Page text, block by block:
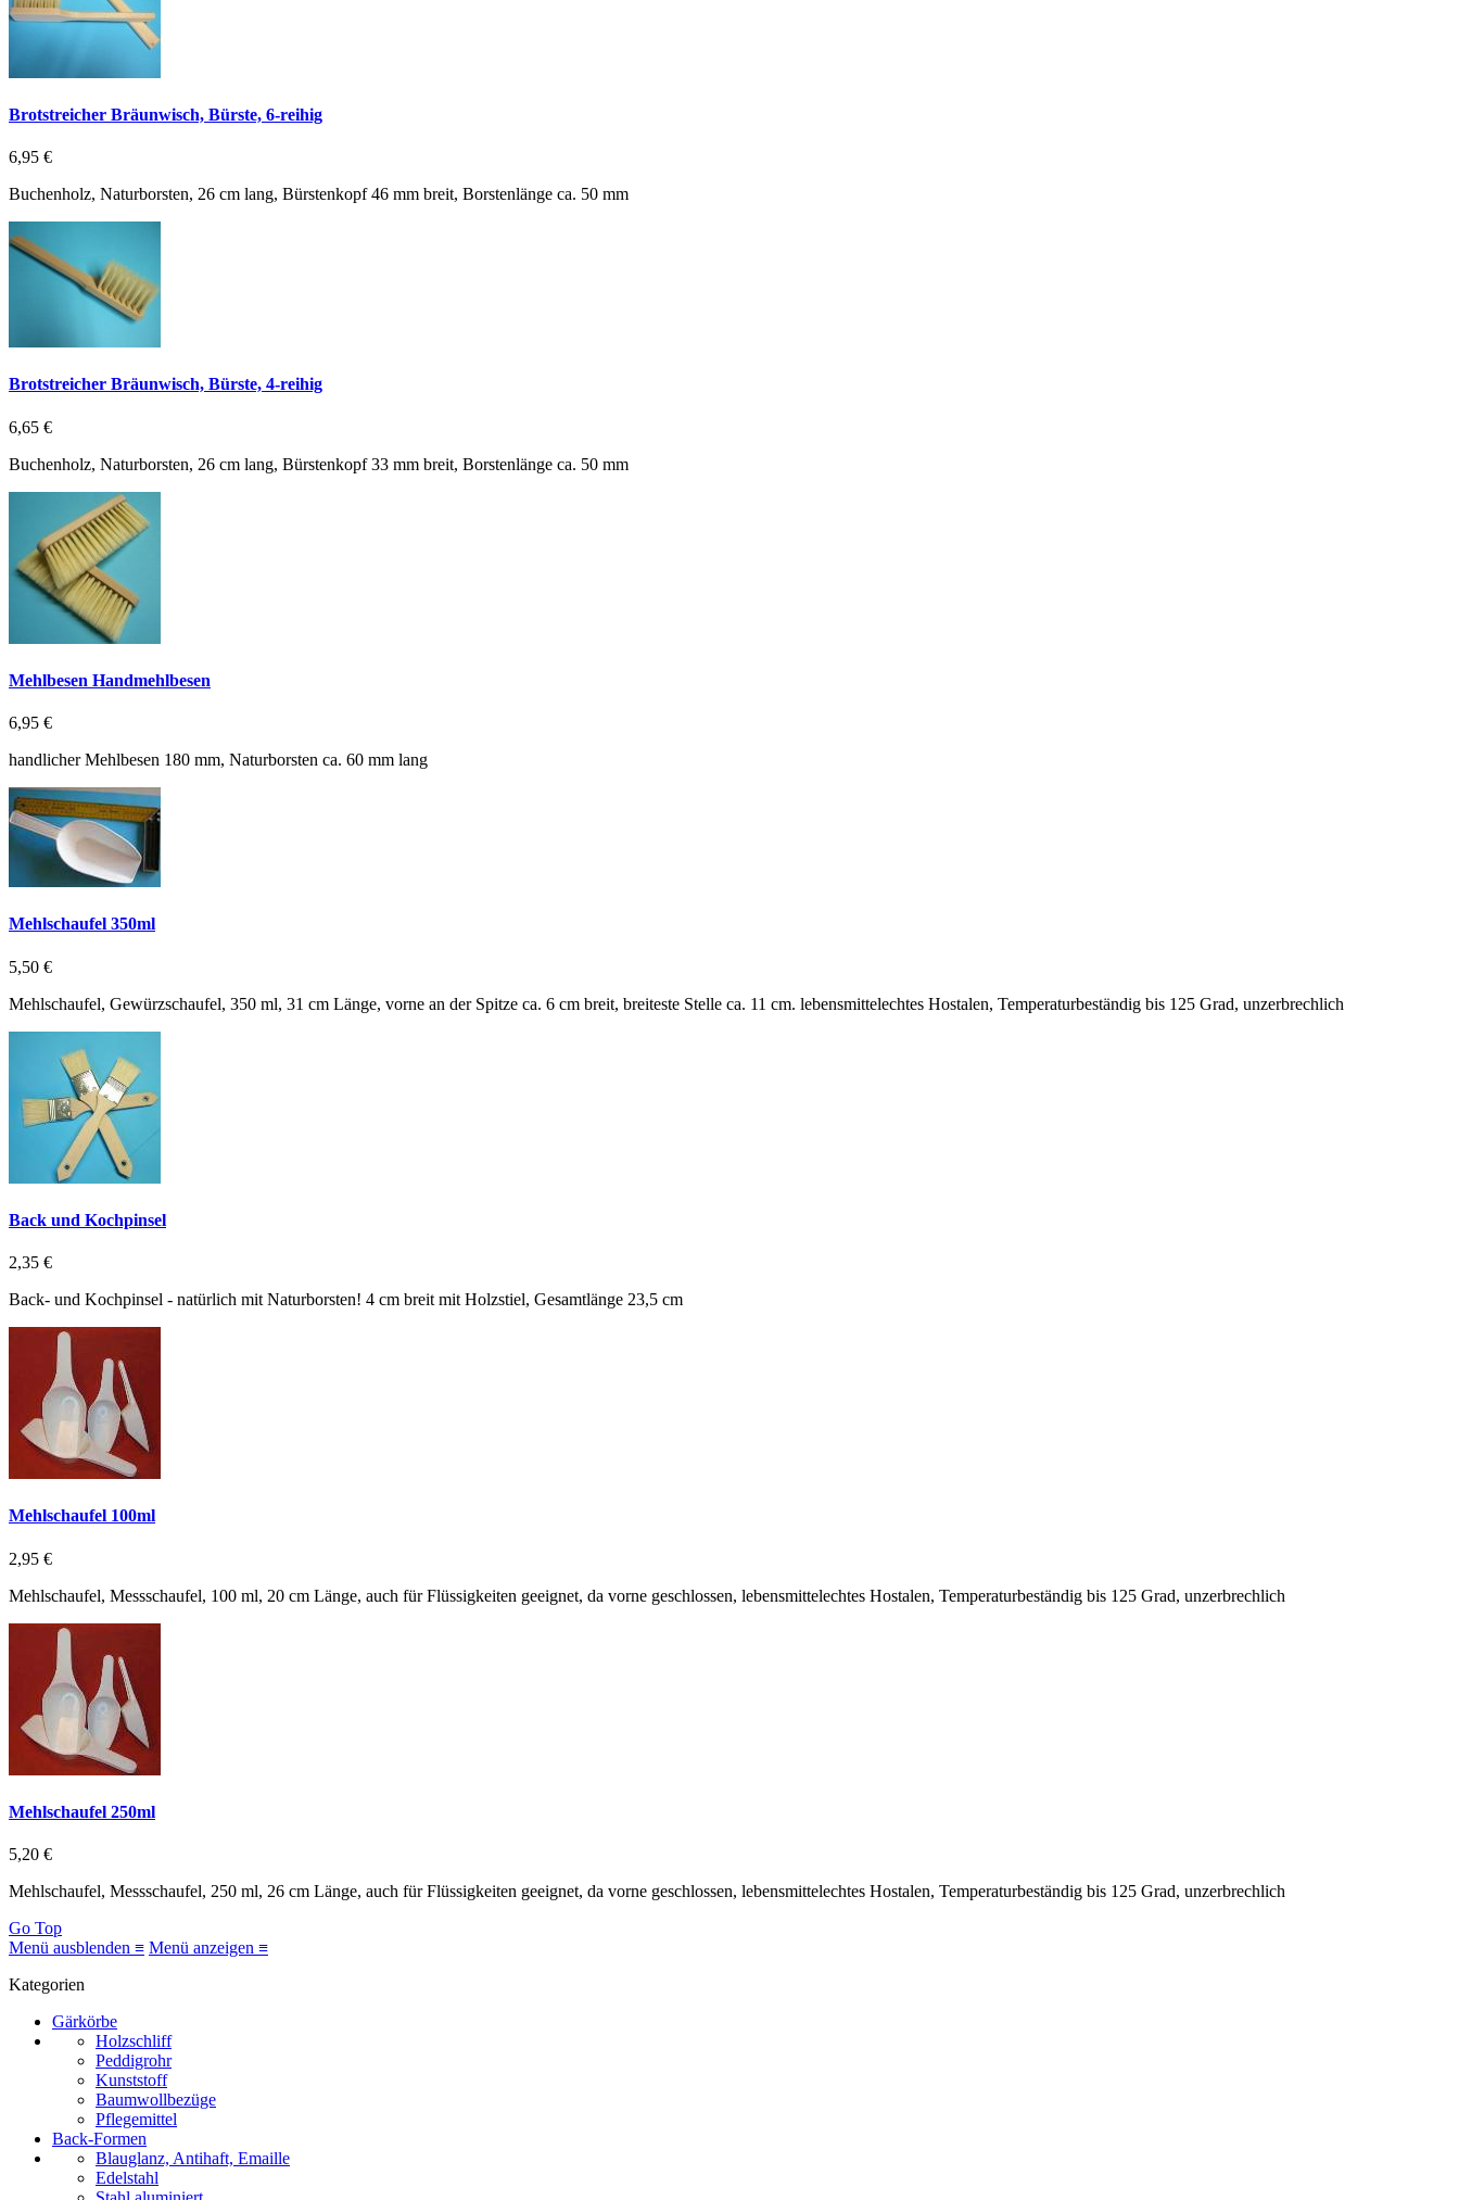
Brotstreicher Bräunwisch, Bürste, 6-reihig
6,95 €
Buchenholz, Naturborsten, 26 cm lang, Bürstenkopf 46 mm breit, Borstenlänge ca. 50 mm
Brotstreicher Bräunwisch, Bürste, 4-reihig
6,65 €
Buchenholz, Naturborsten, 26 cm lang, Bürstenkopf 33 mm breit, Borstenlänge ca. 50 mm
Mehlbesen Handmehlbesen
6,95 €
handlicher Mehlbesen 180 mm, Naturborsten ca. 60 mm lang
Mehlschaufel 350ml
5,50 €
Mehlschaufel, Gewürzschaufel, 350 ml, 31 cm Länge, vorne an der Spitze ca. 6 cm breit, breiteste Stelle ca. 11 cm. lebensmittelechtes Hostalen, Temperaturbeständig bis 125 Grad, unzerbrechlich
Back und Kochpinsel
2,35 €
Back- und Kochpinsel - natürlich mit Naturborsten! 4 cm breit mit Holzstiel, Gesamtlänge 23,5 cm
Mehlschaufel 100ml
2,95 €
Mehlschaufel, Messschaufel, 100 ml, 20 cm Länge, auch für Flüssigkeiten geeignet, da vorne geschlossen, lebensmittelechtes Hostalen, Temperaturbeständig bis 125 Grad, unzerbrechlich
Mehlschaufel 250ml
5,20 €
Mehlschaufel, Messschaufel, 250 ml, 26 cm Länge, auch für Flüssigkeiten geeignet, da vorne geschlossen, lebensmittelechtes Hostalen, Temperaturbeständig bis 125 Grad, unzerbrechlich
Go Top
Menü ausblenden ≡ Menü anzeigen ≡
Kategorien
Gärkörbe
Holzschliff
Peddigrohr
Kunststoff
Baumwollbezüge
Pflegemittel
Back-Formen
Blauglanz, Antihaft, Emaille
Edelstahl